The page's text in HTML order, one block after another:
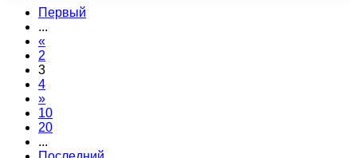
Первый
...
«
2
3
4
»
10
20
...